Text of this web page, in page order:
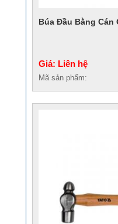
Búa Đầu Bằng Cán
Giá: Liên hệ
Mã sản phẩm: